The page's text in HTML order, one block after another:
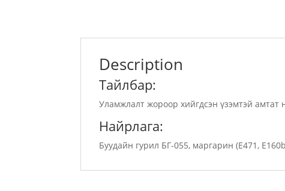
Description
Тайлбар:
Уламжлалт жороор хийгдсэн үзэмтэй амтат
Найрлага:
Буудайн гурил БГ-055, маргарин (Е471,